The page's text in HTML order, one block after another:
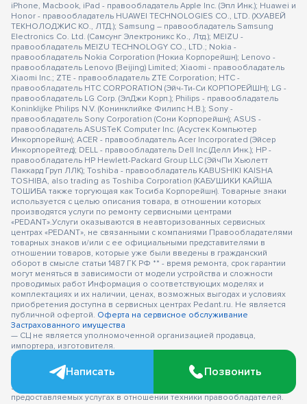
iPhone, Macbook, iPad - правообладатель Apple Inc. (Эпл Инк.); Huawei и
Honor - правообладатель HUAWEI TECHNOLOGIES CO., LTD. (ХУАВЕЙ
ТЕКНОЛОДЖИС КО., ЛТД.); Samsung – правообладатель Samsung
Electronics Co. Ltd. (Самсунг Электроникс Ко., Лтд.); MEIZU -
правообладатель MEIZU TECHNOLOGY CO., LTD.; Nokia -
правообладатель Nokia Corporation (Нокиа Корпорейшн); Lenovo -
правообладатель Lenovo (Beijing) Limited; Xiaomi - правообладатель
Xiaomi Inc.; ZTE - правообладатель ZTE Corporation; HTC -
правообладатель HTC CORPORATION (Эйч-Ти-Си КОРПОРЕЙШН); LG -
правообладатель LG Corp. (ЭлДжи Корп.); Philips - правообладатель
Koninklijke Philips N.V. (Конинклийке Филипс Н.В.); Sony -
правообладатель Sony Corporation (Сони Корпорейшн); ASUS -
правообладатель ASUSTeK Computer Inc. (Асустек Компьютер
Инкорпорейшн); ACER - правообладатель Acer Incorporated (Эйсер
Инкорпорейтед); DELL - правообладатель Dell Inc.(Делл Инк.); HP -
правообладатель HP Hewlett-Packard Group LLC (ЭйчПи Хьюлетт
Паккард Груп ЛЛК); Toshiba - правообладатель KABUSHIKI KAISHA
TOSHIBA, also trading as Toshiba Corporation (КАБУШИКИ КАЙША
ТОШИБА также торгующая как Тосиба Корпорейшн). Товарные знаки
используется с целью описания товара, в отношении которых
производятся услуги по ремонту сервисными центрами
«PEDANT».Услуги оказываются в неавторизованных сервисных
центрах «PEDANT», не связанными с компаниями Правообладателями
товарных знаков и/или с ее официальными представителями в
отношении товаров, которые уже были введены в гражданский
оборот в смысле статьи 1487 ГК РФ ** - время ремонта, срок гарантии
могут меняться в зависимости от модели устройства и сложности
проводимых работ Информация о соответствующих моделях и
комплектациях и их наличии, ценах, возможных выгодах и условиях
приобретения доступна в сервисных центрах Pedant.ru. Не является
публичной офертой. Оферта на сервисное обслуживание
Застрахованного имущества
— СЦ не является уполномоченной организацией продавца,
импортера, изготовителя.
— СЦ "Педант" не является авторизованным сервис центром.
— Обозначение используется не с целью индивидуализации
соответствующих услуг по ремонту и введения посетителей в
заблуждение, а с целью информирования потребителей о
предоставляемых услугах в отношении техники правообладателей.
Написать Позвонить